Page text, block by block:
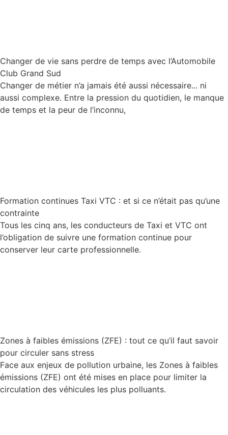
Changer de vie sans perdre de temps avec l’Automobile
Club Grand Sud
Changer de métier n’a jamais été aussi nécessaire... ni
aussi complexe. Entre la pression du quotidien, le manque
de temps et la peur de l’inconnu,
Formation continues Taxi VTC : et si ce n’était pas qu’une
contrainte
Tous les cinq ans, les conducteurs de Taxi et VTC ont
l’obligation de suivre une formation continue pour
conserver leur carte professionnelle.
Zones à faibles émissions (ZFE) : tout ce qu’il faut savoir
pour circuler sans stress
Face aux enjeux de pollution urbaine, les Zones à faibles
émissions (ZFE) ont été mises en place pour limiter la
circulation des véhicules les plus polluants.